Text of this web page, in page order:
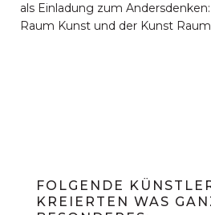
als Einladung zum
Raum Kunst und der Kunst
FOLGENDE
KREIERTEN WAS